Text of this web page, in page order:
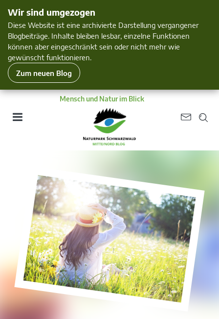
Wir sind umgezogen
Diese Website ist eine archivierte Darstellung vergangener
Blogbeiträge. Inhalte bleiben lesbar, einzelne Funktionen
können aber eingeschränkt sein oder nicht mehr wie
gewünscht funktionieren.
Zum neuen Blog
Mensch und Natur im Blick